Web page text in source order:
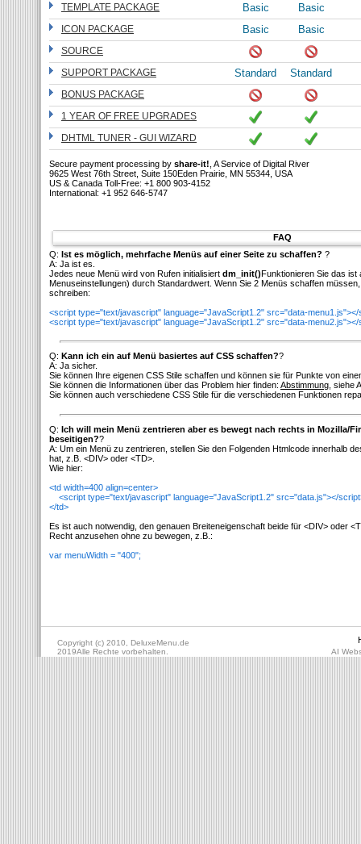
TEMPLATE PACKAGE
Basic Basic
ICON PACKAGE Basic Basic
SOURCE
SUPPORT PACKAGE
Standard Standard
BONUS PACKAGE
1 YEAR OF FREE UPGRADES
DHTML TUNER - GUI WIZARD
Secure payment processing by share-it! , A Service of Digital River
9625 West 76th Street, Suite 150Eden Prairie, MN 55344, USA
US & Canada Toll-Free: +1 800 903-4152
International: +1 952 646-5747
FAQ
Q: Ist es möglich, mehrfache Menüs auf einer Seite zu schaffen? ?
A: Ja ist es.
Jedes neue Menü wird von Rufen initialisiert dm_init()Funktionieren Sie das ist
Menuseinstellungen) durch Standardwert. Wenn Sie 2 Menüs schaffen
schreiben:
<script type="text/javascript" language="JavaScript1.2" src="data-menu1.js"></
<script type="text/javascript" language="JavaScript1.2" src="data-menu2.js"></
Q: Kann ich ein auf Menü basiertes auf CSS schaffen??
A: Ja sicher.
Sie können Ihre eigenen CSS Stile schaffen und können sie für Punkte von
Sie können die Informationen über das Problem hier finden: Abstimmung , siehe
Sie können auch verschiedene CSS Stile für die verschiedenen Funktionen
Q: Ich will mein Menü zentrieren aber es bewegt nach rechts in Mozilla/
beseitigen??
A: Um ein Menü zu zentrieren, stellen Sie den Folgenden Htmlcode innerhalb
hat, z.B. <DIV> oder <TD>.
Wie hier:
<td width=400 align=center>
<script type="text/javascript" language="JavaScript1.2" src="data.js"></
</td>
Es ist auch notwendig, den genauen Breiteneigenschaft beide für <DIV> oder
Recht anzusehen ohne zu bewegen, z.B.:
var menuWidth = "400";
Copyright (c) 2010, DeluxeMenu.de
2019Alle Rechte vorbehalten. AI